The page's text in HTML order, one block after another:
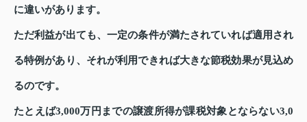
に違いがあります。
ただ利益が出ても、一定の条件が満たされていれば適用され
る特例があり、それが利用できれば大きな節税効果が見込め
るのです。
たとえば3,000万円までの譲渡所得が課税対象とならない3,0